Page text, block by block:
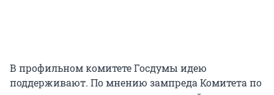
В профильном комитете Госдумы идею
поддерживают. По мнению зампреда Комитета по